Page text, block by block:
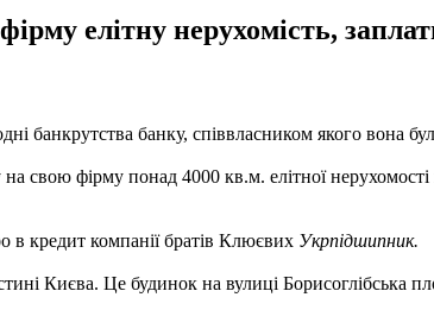
елітну нерухомість,
банкрутства банку, співвласником якого вона
свою фірму понад 4000 кв.м. елітної
кредит компанії братів Клюєвих Укрпідшипник.
Києва. Це будинок на вулиці Борисоглібська